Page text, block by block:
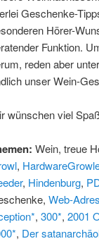
Geschenke-
Hörer-
Funktion.
reden aber
unser Wein-
wünschen viel
Wein, treue
,
, Hindenburg,
Web-
, 300*, 2001
, Der